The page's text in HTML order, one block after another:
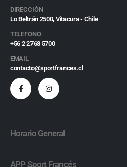
DIRECCIÓN
Lo Beltrán 2500, Vitacura - Chile
TELEFONO
+56 2 2768 5700
EMAIL
contacto@sportfrances.cl
Horario General
APP Sport Francés